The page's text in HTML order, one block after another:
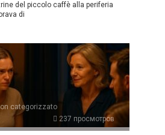
del piccolo caffè alla periferia
di
categorizzato
237 просмотров